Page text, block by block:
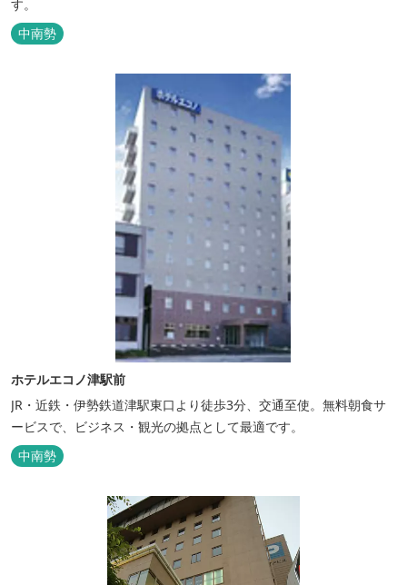
す。
中南勢
ホテルエコノ津駅前
JR・近鉄・伊勢鉄道津駅東口より徒歩3分、交通至使。無料朝食サ
ービスで、ビジネス・観光の拠点として最適です。
中南勢